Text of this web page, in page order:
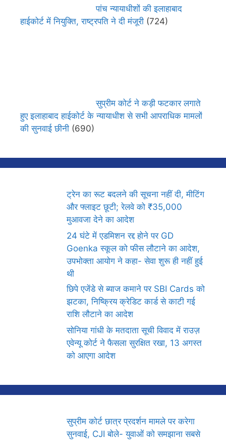
पांच न्यायाधीशों की इलाहाबाद
हाईकोर्ट में नियुक्ति, राष्ट्रपति ने दी मंजूरी (724)
सुप्रीम कोर्ट ने कड़ी फटकार लगाते
हुए इलाहाबाद हाईकोर्ट के न्यायाधीश से सभी आपराधिक मामलों
की सुनवाई छीनी (690)
ट्रेन का रूट बदलने की सूचना नहीं दी, मीटिंग
और फ्लाइट छूटी; रेलवे को ₹35,000
मुआवजा देने का आदेश
24 घंटे में एडमिशन रद्द होने पर GD
Goenka स्कूल को फीस लौटाने का आदेश,
उपभोक्ता आयोग ने कहा- सेवा शुरू ही नहीं हुई
थी
छिपे एजेंडे से ब्याज कमाने पर SBI Cards को
झटका, निष्क्रिय क्रेडिट कार्ड से काटी गई
राशि लौटाने का आदेश
सोनिया गांधी के मतदाता सूची विवाद में राउज़
एवेन्यू कोर्ट ने फैसला सुरक्षित रखा, 13 अगस्त
को आएगा आदेश
सुप्रीम कोर्ट छात्र प्रदर्शन मामले पर करेगा
सुनवाई, CJI बोले- युवाओं को समझाना सबसे